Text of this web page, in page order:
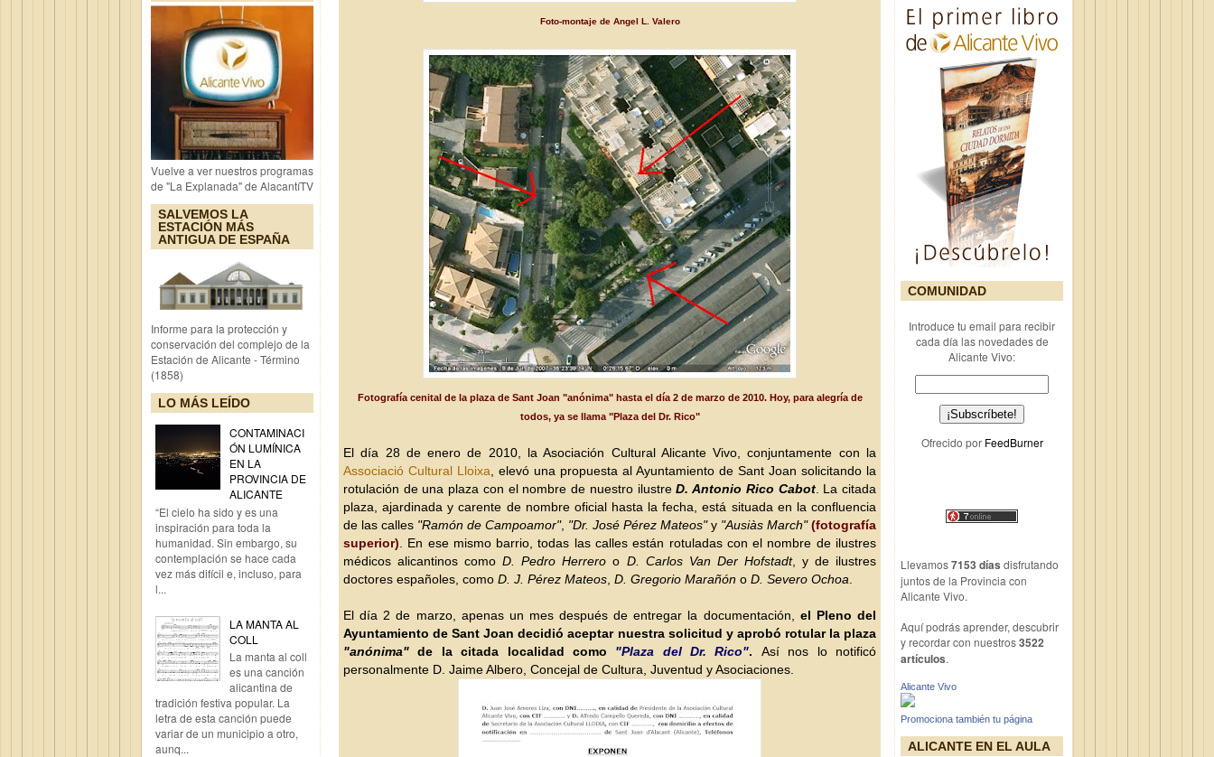
Vuelve a ver nuestros programas
de "La Explanada" de AlacantíTV
SALVEMOS LA
ESTACIÓN MÁS
ANTIGUA DE ESPAÑA
Informe para la protección y
conservación del complejo de la
Estación de Alicante - Término
(1858)
LO MÁS LEÍDO
CONTAMINACI
ÓN LUMÍNICA
EN LA
PROVINCIA DE
ALICANTE
“El cielo ha sido y es una
inspiración para toda la
humanidad. Sin embargo, su
contemplación se hace cada
vez más difícil e, incluso, para
l...
LA MANTA AL
COLL
La manta al coll
es una canción
alicantina de
tradición festiva popular. La
letra de esta canción puede
variar de un municipio a otro,
aunq...
Foto-montaje de Angel L. Valero
Fotografía cenital de la plaza de Sant Joan "anónima" hasta el día 2 de marzo de 2010. Hoy, para alegría de
todos, ya se llama "Plaza del Dr. Rico"
El día 28 de enero de 2010, la Asociación Cultural Alicante Vivo, conjuntamente con la
Associació Cultural Lloixa , elevó una propuesta al Ayuntamiento de Sant Joan solicitando la
rotulación de una plaza con el nombre de nuestro ilustreD. Antonio Rico Cabot. La citada
plaza, ajardinada y carente de nombre oficial hasta la fecha, está situada en la confluencia
de las calles "Ramón de Campoamor", "Dr. José Pérez Mateos"y "Ausiàs March" (fotografía
superior) . En ese mismo barrio, todas las calles están rotuladas con el nombre de ilustres
médicos alicantinos comoD . Pedro Herrero o D. Carlos Van Der Hofstadt, y de ilustres
doctores españoles, como D. J. Pérez Mateos D. Gregorio Marañón o D. Severo Ochoa
El día 2 de marzo, apenas un mes después de entregar la documentación, el Pleno del
Ayuntamiento de Sant Joan decidió aceptar nuestra solicitud y aprobó rotular la plaza
"anónima" de la citada localidad como "Plaza del Dr. Rico". Así nos lo notificó
personalmente D. Jaime Albero, Concejal de Cultura, Juventud y Asociaciones.
COMUNIDAD
Introduce tu email para recibir
cada día las novedades de
Alicante Vivo:
Ofrecido por FeedBurner
Llevamos7153 días disfrutando
juntos de la Provincia con
Alicante Vivo.
Aquí podrás aprender, descubrir
y recordar con nuestros3522
artículos.
Alicante Vivo
Promociona también tu página
ALICANTE EN EL AULA